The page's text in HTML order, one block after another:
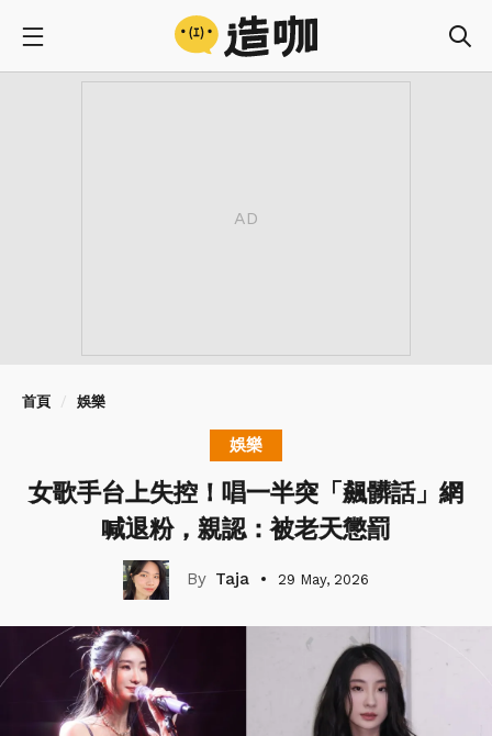
首頁 娛樂
娛樂
女歌手台上失控！唱一半突「飆髒話」網
喊退粉，親認：被老天懲罰
Taja 29 May, 2026